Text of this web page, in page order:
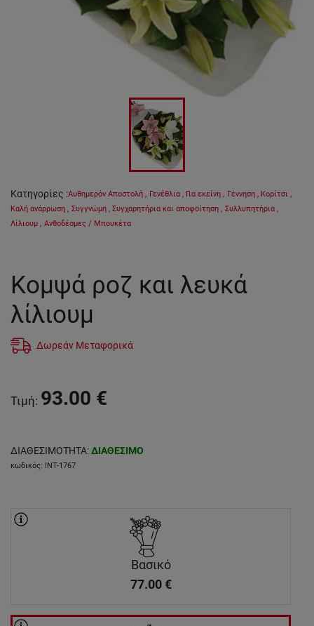
Κατηγορίες :Αυθημερόν Αποστολή , Γενέθλια , Για εκείνη , Γέννηση , Κορίτσι ,
Καλή ανάρρωση , Συγγνώμη , Συγχαρητήρια και αποφοίτηση , Συλλυπητήρια ,
Λίλιουμ , Ανθοδέσμες / Μπουκέτα
Κομψά ροζ και λευκά
λίλιουμ
Δωρεάν Μεταφορικά
Τιμή: 93.00 €
ΔΙΑΘΕΣΙΜΟΤΗΤΑ:ΔΙΑΘΕΣΙΜΟ
κωδικός: INT-1767
Βασικό
77.00 €